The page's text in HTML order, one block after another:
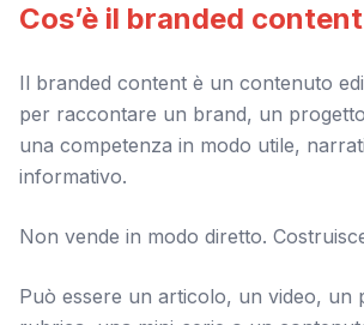
Cos’è il branded content
Il branded content è un contenuto
per raccontare un brand, un
una competenza in modo utile,
informativo.
Non vende in modo diretto.
Può essere un articolo, un video, un